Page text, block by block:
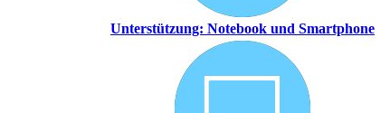
Unterstützung: Notebook und Smartphone